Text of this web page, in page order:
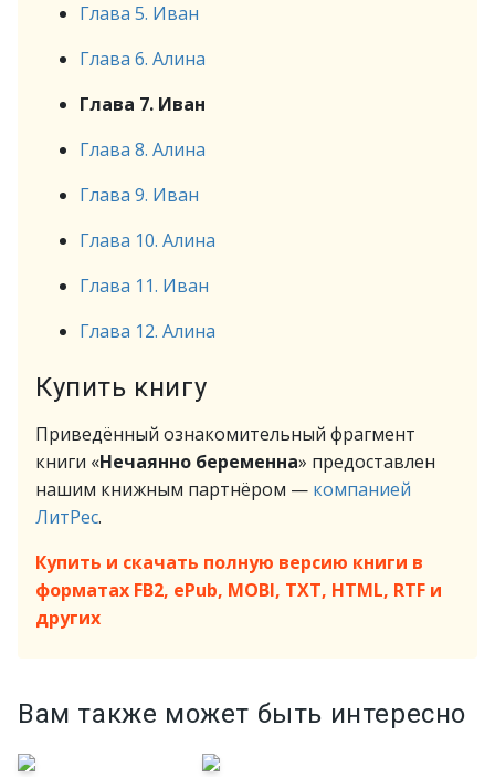
Глава 5. Иван
Глава 6. Алина
Глава 7. Иван
Глава 8. Алина
Глава 9. Иван
Глава 10. Алина
Глава 11. Иван
Глава 12. Алина
Купить книгу
Приведённый ознакомительный фрагмент
книги «Нечаянно беременна» предоставлен
нашим книжным партнёром — компанией
ЛитРес.
Купить и скачать полную версию книги в
форматах FB2, ePub, MOBI, TXT, HTML, RTF и
других
Вам также может быть интересно